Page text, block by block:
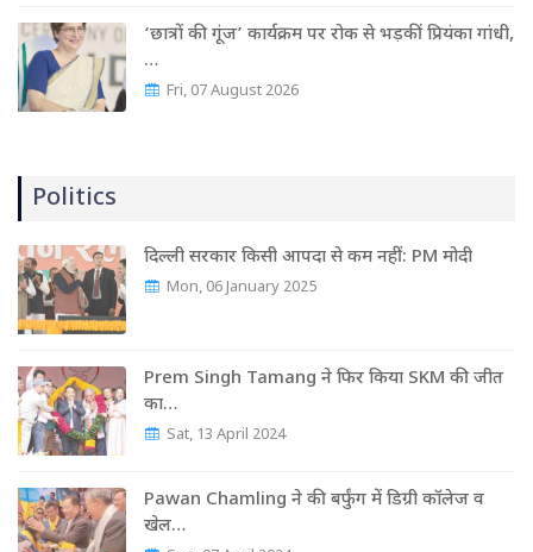
‘छात्रों की गूंज’ कार्यक्रम पर रोक से भड़कीं प्रियंका गांधी,
…
Fri, 07 August 2026
Politics
दिल्ली सरकार किसी आपदा से कम नहीं: PM मोदी
Mon, 06 January 2025
Prem Singh Tamang ने फिर किया SKM की जीत
का…
Sat, 13 April 2024
Pawan Chamling ने की बर्फुंग में डिग्री कॉलेज व
खेल…